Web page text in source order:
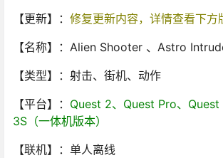
【更新】： 修复更新内容，详情查看下方
【名称】：Alien Shooter 、Astro
【类型】：射击、街机、动作
【平台】： Quest 2、Quest Pro、Quest
3S（一体机版本）
【联机】：单人离线